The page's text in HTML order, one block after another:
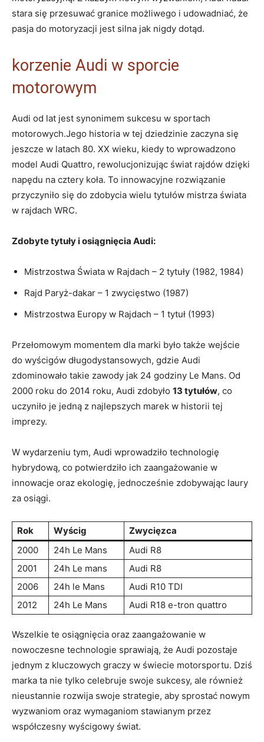
stara się przesuwać granice możliwego i udowadniać, że
pasja do motoryzacji jest silna jak nigdy dotąd.
korzenie Audi w sporcie
motorowym
Audi od lat jest synonimem sukcesu w sportach
motorowych.Jego historia w tej dziedzinie zaczyna się
jeszcze w latach 80. XX wieku, kiedy to wprowadzono
model Audi Quattro, rewolucjonizując świat rajdów dzięki
napędu na cztery koła. To innowacyjne rozwiązanie
przyczyniło się do zdobycia wielu tytułów mistrza świata
w rajdach WRC.
Zdobyte tytuły i osiągnięcia Audi:
Mistrzostwa Świata w Rajdach – 2 tytuły (1982, 1984)
Rajd Paryż-dakar – 1 zwycięstwo (1987)
Mistrzostwa Europy w Rajdach – 1 tytuł (1993)
Przełomowym momentem dla marki było także wejście
do wyścigów długodystansowych, gdzie Audi
zdominowało takie zawody jak 24 godziny Le Mans. Od
2000 roku do 2014 roku, Audi zdobyło 13 tytułów, co
uczyniło je jedną z najlepszych marek w historii tej
imprezy.
W wydarzeniu tym, Audi wprowadziło technologię
hybrydową, co potwierdziło ich zaangażowanie w
innowacje oraz ekologię, jednocześnie zdobywając laury
za osiągi.
Rok Wyścig
Zwycięzca
2000
24h Le Mans
Audi R8
2001
24h Le mans
Audi R8
2006
24h le Mans
Audi R10 TDI
2012
24h Le Mans Audi R18 e-tron quattro
Wszelkie te osiągnięcia oraz zaangażowanie w
nowoczesne technologie sprawiają, że Audi pozostaje
jednym z kluczowych graczy w świecie motorsportu. Dziś
marka ta nie tylko celebruje swoje sukcesy, ale również
nieustannie rozwija swoje strategie, aby sprostać nowym
wyzwaniom oraz wymaganiom stawianym przez
współczesny wyścigowy świat.